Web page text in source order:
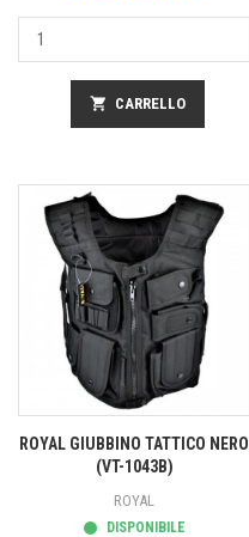
shopping_cart CARRELLO
ROYAL GIUBBINO TATTICO NERO
(VT-1043B)
ROYAL
DISPONIBILE